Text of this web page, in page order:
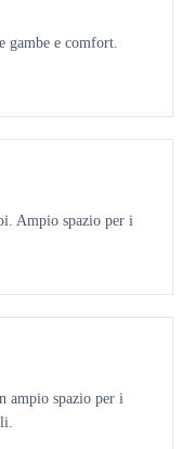
gambe e comfort.
Ampio spazio per i
ampio spazio per i